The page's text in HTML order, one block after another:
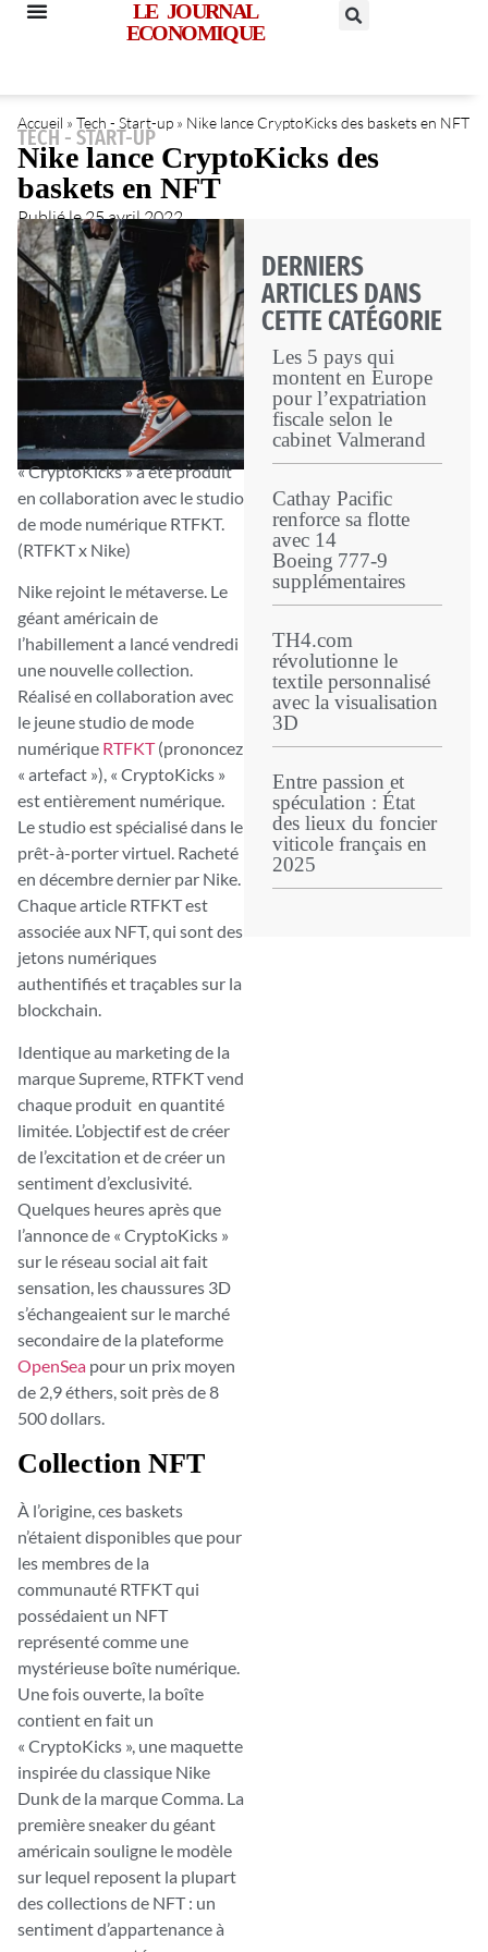
LE JOURNAL
ECONOMIQUE
Accueil » Tech - Start-up » Nike lance CryptoKicks des baskets en NFT
TECH - START-UP
Nike lance CryptoKicks des
baskets en NFT
Publié le25 avril 2022
« CryptoKicks » a été produit
en collaboration avec le studio
de mode numérique RTFKT.
(RTFKT x Nike)
Nike rejoint le métaverse. Le
géant américain de
l’habillement a lancé vendredi
une nouvelle collection.
Réalisé en collaboration avec
le jeune studio de mode
numérique RTFKT(prononcez
« artefact »), « CryptoKicks »
est entièrement numérique.
Le studio est spécialisé dans le
prêt-à-porter virtuel. Racheté
en décembre dernier par Nike.
Chaque article RTFKT est
associée aux NFT, qui sont des
jetons numériques
authentifiés et traçables sur la
blockchain.
Identique au marketing de la
marque Supreme, RTFKT vend
chaque produit en quantité
limitée. L’objectif est de créer
de l’excitation et de créer un
sentiment d’exclusivité.
Quelques heures après que
l’annonce de « CryptoKicks »
sur le réseau social ait fait
sensation, les chaussures 3D
s’échangeaient sur le marché
secondaire de la plateforme
OpenSea pour un prix moyen
de 2,9 éthers, soit près de 8
500 dollars.
Collection NFT
À l’origine, ces baskets
n’étaient disponibles que pour
les membres de la
communauté RTFKT qui
possédaient un NFT
représenté comme une
mystérieuse boîte numérique.
Une fois ouverte, la boîte
contient en fait un
« CryptoKicks », une maquette
inspirée du classique Nike
Dunk de la marque Comma. La
première sneaker du géant
américain souligne le modèle
sur lequel reposent la plupart
des collections de NFT : un
sentiment d’appartenance à
DERNIERS
ARTICLES DANS
CETTE CATÉGORIE
Les 5 pays qui
montent en Europe
pour l’expatriation
fiscale selon le
cabinet Valmerand
Cathay Pacific
renforce sa flotte
avec 14
Boeing 777‑9
supplémentaires
TH4.com
révolutionne le
textile personnalisé
avec la visualisation
3D
Entre passion et
spéculation : État
des lieux du foncier
viticole français en
2025